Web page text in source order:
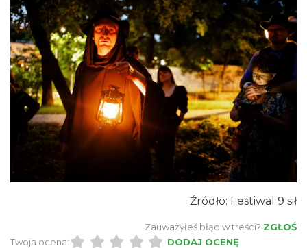
Cieszyn
2026-08-23
0.05 km
Źródło: Festiwal 9 sił
Zauważyłeś błąd w treści? ZGŁOŚ
Twoja ocena:
DODAJ OCENĘ